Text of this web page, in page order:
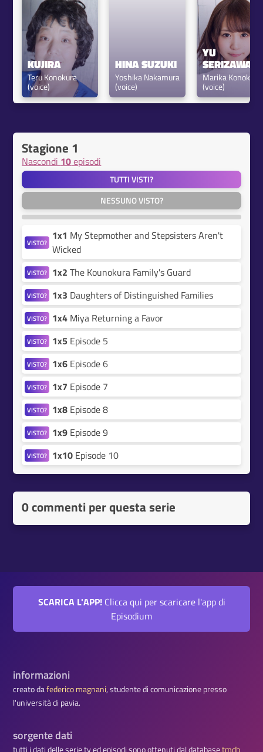
KUJIRA
Teru Konokura
(voice)
HINA SUZUKI
Yoshika Nakamura
(voice)
YU
SERIZAWA
Marika Konokura
(voice)
Stagione 1
Nascondi 10episodi
TUTTI VISTI?
NESSUNO VISTO?
VISTO? 1x1 My Stepmother and Stepsisters Aren't
Wicked
VISTO? 1x2 The Kounokura Family's Guard
VISTO? 1x3 Daughters of Distinguished Families
VISTO? 1x4 Miya Returning a Favor
VISTO? 1x5 Episode 5
VISTO? 1x6 Episode 6
VISTO? 1x7 Episode 7
VISTO? 1x8 Episode 8
VISTO? 1x9 Episode 9
VISTO? 1x10 Episode 10
0 commenti per questa serie
SCARICA L'APP!Clicca qui per scaricare l'app di
Episodium
informazioni
creato dafederico magnani, studente di comunicazione presso
l'università di pavia.
sorgente dati